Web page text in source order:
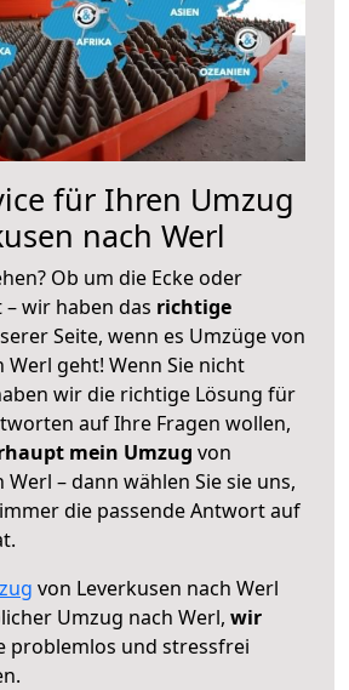
für Ihren Umzug
nach Werl
Ob um die Ecke oder
wir haben das richtige
Seite, wenn es Umzüge von
Werl geht! Wenn Sie nicht
wir die richtige Lösung für
auf Ihre Fragen wollen,
mein Umzug von
Werl – dann wählen Sie sie uns,
die passende Antwort auf
von Leverkusen nach Werl
Umzug nach Werl, wir
problemlos und stressfrei